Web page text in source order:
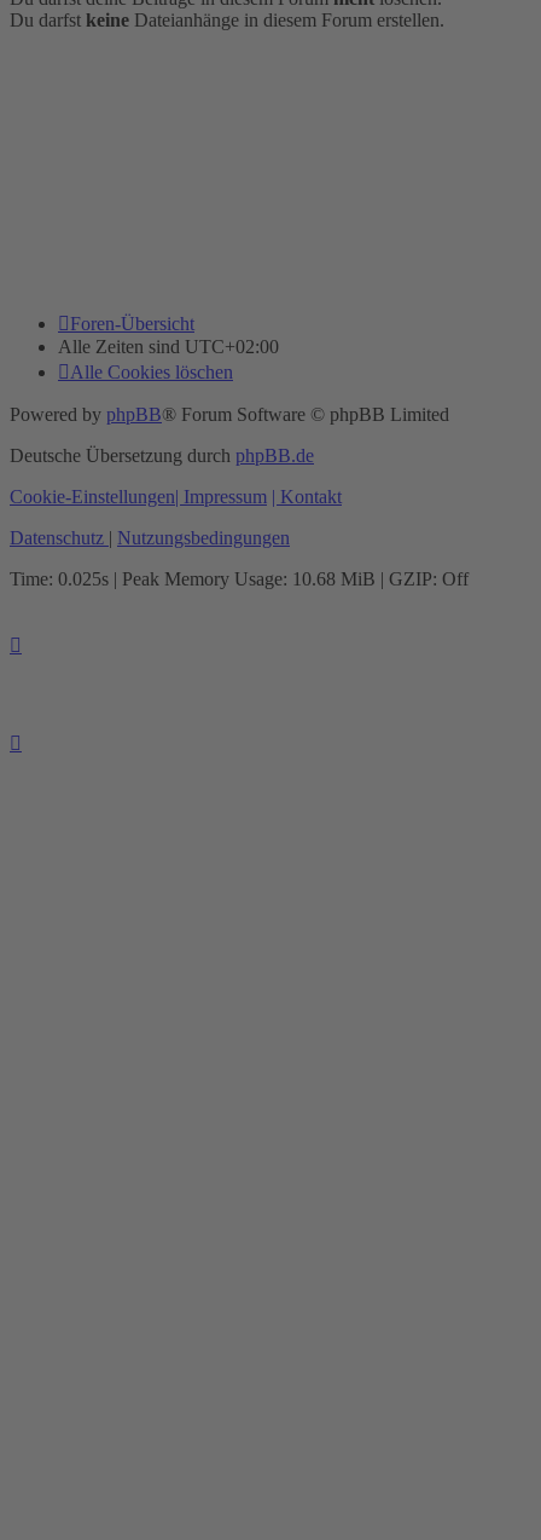
Du darfst keine Dateianhänge in diesem Forum erstellen.
Foren-Übersicht
Alle Zeiten sind UTC+02:00
Alle Cookies löschen
Powered by phpBB® Forum Software © phpBB Limited
Deutsche Übersetzung durch phpBB.de
Cookie-Einstellungen| Impressum | Kontakt
Datenschutz | Nutzungsbedingungen
Time: 0.025s | Peak Memory Usage: 10.68 MiB | GZIP: Off